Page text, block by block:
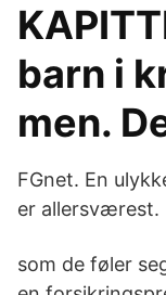
barn i
men.
FGnet. En
er allersværest.
som de føler